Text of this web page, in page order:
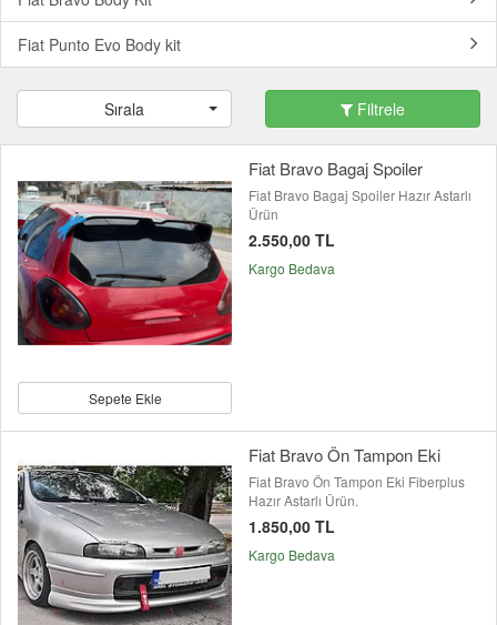
Fiat Punto Evo Body kit
Sırala Filtrele
Sepete Ekle
Fiat Bravo Bagaj Spoiler
Fiat Bravo Bagaj Spoiler Hazır Astarlı
Ürün
2.550,00 TL
Kargo Bedava
Fiat Bravo Ön Tampon Eki
Fiat Bravo Ön Tampon Eki Fiberplus
Hazır Astarlı Ürün.
1.850,00 TL
Kargo Bedava